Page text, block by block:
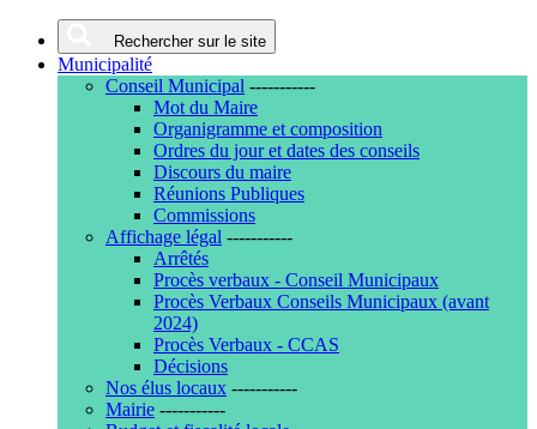
Rechercher sur le site
Municipalité
Conseil Municipal -----------
Mot du Maire
Organigramme et composition
Ordres du jour et dates des conseils
Discours du maire
Réunions Publiques
Commissions
Affichage légal -----------
Arrêtés
Procès verbaux - Conseil Municipaux
Procès Verbaux Conseils Municipaux (avant
2024)
Procès Verbaux - CCAS
Décisions
Nos élus locaux -----------
Mairie -----------